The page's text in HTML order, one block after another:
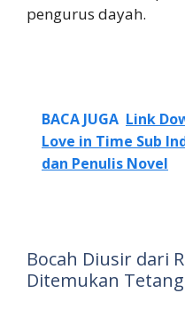
pengurus dayah.
BACA JUGA Link
Love in Time Sub
dan Penulis Novel
Bocah Diusir dari
Ditemukan